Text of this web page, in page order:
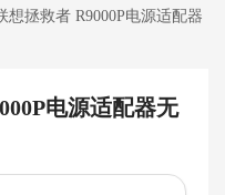
想拯救者 R9000P电源适配器
电源适配器无